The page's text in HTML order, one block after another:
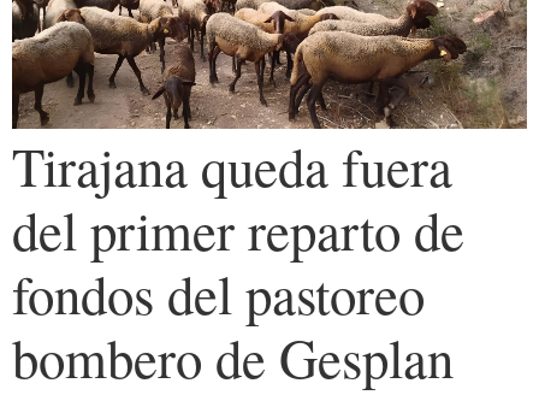
Tirajana queda fuera
del primer reparto de
fondos del pastoreo
bombero de Gesplan